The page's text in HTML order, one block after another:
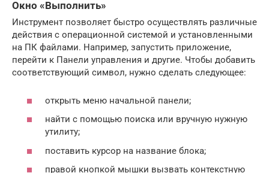
Окно «Выполнить»
Инструмент позволяет быстро осуществлять различные
действия с операционной системой и установленными
на ПК файлами. Например, запустить приложение,
перейти к Панели управления и другие. Чтобы добавить
соответствующий символ, нужно сделать следующее:
открыть меню начальной панели;
найти с помощью поиска или вручную нужную
утилиту;
поставить курсор на название блока;
правой кнопкой мышки вызвать контекстную